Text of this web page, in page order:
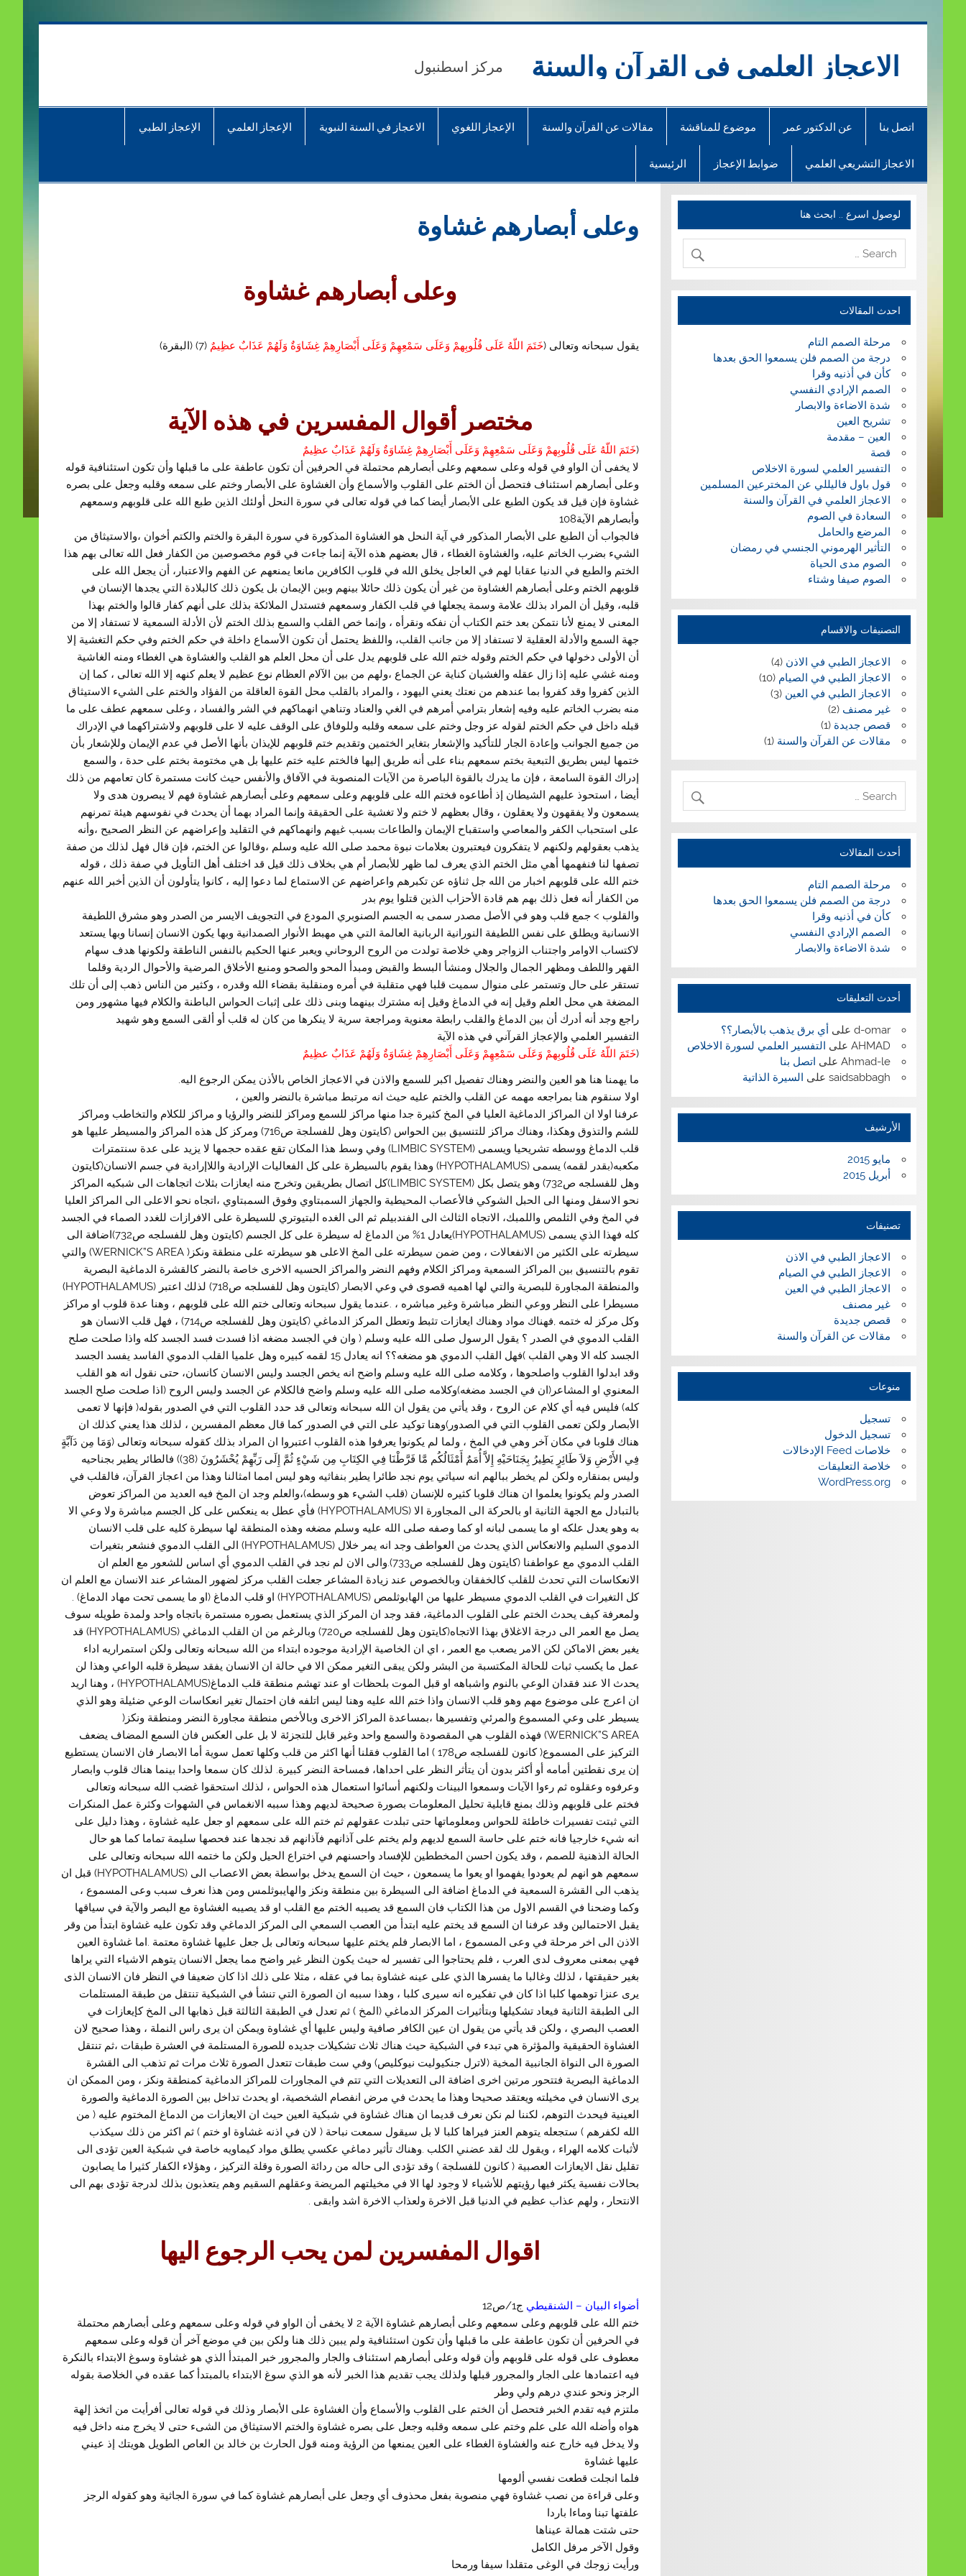
الاعجاز العلمي في القرآن والسنة مركز اسطنبول
اتصل بنا عن الدكتور عمر موضوع للمناقشة مقالات عن القرآن والسنة الإعجاز اللغوي الاعجاز في السنة النبوية الإعجاز العلمي الإعجاز الطبي
الاعجاز التشريعي العلمي ضوابط الإعجاز الرئيسية
وعلى أبصارهم غشاوة
وعلى أبصارهم غشاوة
يقول سبحانه وتعالى (خَتَمَ اللّهُ عَلَى قُلُوبِهمْ وَعَلَى سَمْعِهِمْ وَعَلَى أَبْصَارِهِمْ غِشَاوَةٌ وَلَهُمْ عَذَابٌ عظِيمٌ (7) (البقرة)
مختصر أقوال المفسرين في هذه الآية
(خَتَمَ اللّهُ عَلَى قُلُوبِهمْ وَعَلَى سَمْعِهِمْ وَعَلَى أَبْصَارِهِمْ غِشَاوَةٌ وَلَهُمْ عَذَابٌ عظِيمٌ
لا يخفى أن الواو في قوله وعلى سمعهم وعلى أبصارهم محتملة في الحرفين أن تكون عاطفة على ما قبلها وأن تكون استئنافية قوله
وعلى أبصارهم استئناف فتحصل أن الختم على القلوب والأسماع وأن الغشاوة على الأبصار وختم على سمعه وقلبه وجعل على بصره
غشاوة فإن قيل قد يكون الطبع على الأبصار أيضا كما في قوله تعالى في سورة النحل أولئك الذين طبع الله على قلوبهم وسمعهم
وأبصارهم الآية108
فالجواب أن الطبع على الأبصار المذكور في آية النحل هو الغشاوة المذكورة في سورة البقرة والختم والكتم أخوان ،والاستيثاق من
الشيء بضرب الخاتم عليه، والغشاوة الغطاء ، قال بعضهم هذه الآية إنما جاءت في قوم مخصوصين من الكفار فعل الله تعالى بهم هذا
الختم والطبع في الدنيا عقابا لهم في العاجل يخلق الله في قلوب الكافرين مانعا يمنعهم عن الفهم والاعتبار، أن يجعل الله على
قلوبهم الختم وعلى أبصارهم الغشاوة من غير أن يكون ذلك حائلا بينهم وبين الإيمان بل يكون ذلك كالبلادة التي يجدها الإنسان في
قلبه، وقيل أن المراد بذلك علامة وسمة يجعلها في قلب الكفار وسمعهم فتستدل الملائكة بذلك على أنهم كفار قالوا والختم بهذا
المعنى لا يمنع لأنا نتمكن بعد ختم الكتاب أن نفكه ونقرأه ، وإنما خص القلب والسمع بذلك الختم لأن الأدلة السمعية لا تستفاد إلا من
جهة السمع والأدلة العقلية لا تستفاد إلا من جانب القلب، واللفظ يحتمل أن تكون الأسماع داخلة في حكم الختم وفي حكم التغشية إلا
أن الأولى دخولها في حكم الختم وقوله ختم الله على قلوبهم يدل على أن محل العلم هو القلب والغشاوة هي الغطاء ومنه الغاشية
ومنه غشي عليه إذا زال عقله والغشيان كناية عن الجماع ،ولهم من بين الآلام العظام نوع عظيم لا يعلم كنهه إلا الله تعالى ، كما إن
الذين كفروا وقد كفروا بما عندهم من نعتك يعني اليهود ، والمراد بالقلب محل القوة العاقلة من الفؤاد والختم على الشيء الاستيثاق
منه بضرب الخاتم عليه وفيه إشعار بترامي أمرهم في الغي والعناد وتناهي انهماكهم في الشر والفساد ، وعلى سمعهم عطف على ما
قبله داخل في حكم الختم لقوله عز وجل وختم على سمعه وقلبه وللوفاق على الوقف عليه لا على قلوبهم ولاشتراكهما في الإدراك
من جميع الجوانب وإعادة الجار للتأكيد والإشعار بتغاير الختمين وتقديم ختم قلوبهم للإيذان بأنها الأصل في عدم الإيمان وللإشعار بأن
ختمها ليس بطريق التبعية بختم سمعهم بناء على أنه طريق إليها فالختم عليه ختم عليها بل هي مختومة بختم على حدة ، والسمع
إدراك القوة السامعة ، فإن ما يدرك بالقوة الباصرة من الآيات المنصوبة في الآفاق والأنفس حيث كانت مستمرة كان تعامهم من ذلك
أيضا ، استحوذ عليهم الشيطان إذ أطاعوه فختم الله على قلوبهم وعلى سمعهم وعلى أبصارهم غشاوة فهم لا يبصرون هدى ولا
يسمعون ولا يفقهون ولا يعقلون ، وقال بعظهم لا ختم ولا تغشية على الحقيقة وإنما المراد بهما أن يحدث في نفوسهم هيئة تمرنهم
على استحباب الكفر والمعاصي واستقباح الإيمان والطاعات بسبب غيهم وانهماكهم في التقليد وإعراضهم عن النظر الصحيح ،وأنه
يذهب بعقولهم ولكنهم لا يتفكرون فيعتبرون بعلامات نبوة محمد صلى الله عليه وسلم ،وقالوا عن الختم، فإن قال فهل لذلك من صفة
تصفها لنا فنفهمها أهي مثل الختم الذي يعرف لما ظهر للأبصار أم هي بخلاف ذلك قيل قد اختلف أهل التأويل في صفة ذلك ، قوله
ختم الله على قلوبهم اخبار من الله جل ثناؤه عن تكبرهم واعراضهم عن الاستماع لما دعوا إليه ، كانوا يتأولون أن الذين أخبر الله عنهم
من الكفار أنه فعل ذلك بهم هم قادة الأحزاب الذين قتلوا يوم بدر
والقلوب > جمع قلب وهو في الأصل مصدر سمى به الجسم الصنوبري المودع في التجويف الايسر من الصدر وهو مشرق اللطيفة
الانسانية ويطلق على نفس اللطيفة النورانية الربانية العالمة التي هي مهبط الأنوار الصمدانية وبها يكون الانسان إنسانا وبها يستعد
لاكتساب الاوامر واجتناب الزواجر وهي خلاصة تولدت من الروح الروحاني ويعبر عنها الحكيم بالنفس الناطقة ولكونها هدف سهام
القهر واللطف ومظهر الجمال والجلال ومنشأ البسط والقبض ومبدأ المحو والصحو ومنبع الأخلاق المرضية والأحوال الردية وقلما
تستقر على حال وتستمر على منوال سميت قلبا فهي متقلبة في أمره ومنقلبة بقضاء الله وقدره ، وكثير من الناس ذهب إلى أن تلك
المضغة هي محل العلم وقيل إنه في الدماغ وقيل إنه مشترك بينهما وبنى ذلك على إثبات الحواس الباطنة والكلام فيها مشهور ومن
راجع وجد أنه أدرك أن بين الدماغ والقلب رابطة معنوية ومراجعة سرية لا ينكرها من كان له قلب أو ألقى السمع وهو شهيد
التفسير العلمي والإعجاز القرآني في هذه الآية
(خَتَمَ اللّهُ عَلَى قُلُوبِهمْ وَعَلَى سَمْعِهِمْ وَعَلَى أَبْصَارِهِمْ غِشَاوَةٌ وَلَهُمْ عَذَابٌ عظِيمٌ
ما يهمنا هنا هو العين والنضر وهناك تفصيل اكبر للسمع والاذن في الاعجاز الخاص بالأذن يمكن الرجوع اليه.
اولا سنقوم هنا بمراجعه مهمه عن القلب والختم عليه حيث انه مرتبط مباشرة بالنضر والعين ،
عرفنا اولا ان المراكز الدماغية العليا في المخ كثيرة جدا منها مراكز للسمع ومراكز للنضر والرؤيا و مراكز للكلام والتخاطب ومراكز
للشم والتذوق وهكذا، وهناك مراكز للتنسيق بين الحواس (كايتون وهل للفسلجة ص716) ومركز كل هذه المراكز والمسيطر عليها هو
قلب الدماغ ووسطه تشريحيا ويسمى (LIMBIC SYSTEM) وفي وسط هذا المكان تقع عقده حجمها لا يزيد على عدة سنتمترات
مكعبه(بقدر لقمه) يسمى (HYPOTHALAMUS) وهذا يقوم بالسيطرة على كل الفعاليات الإرادية واللاإرادية في جسم الانسان(كايتون
وهل للفسلجه ص732) وهو يتصل بكل (LIMBIC SYSTEM)كل اتصال بطريقين وتخرج منه ايعازات بثلاث اتجاهات الى شبكيه المراكز
نحو الاسفل ومنها الى الحبل الشوكي فالأعصاب المحيطية والجهاز السمبتاوي وفوق السمبتاوي ،اتجاه نحو الاعلى الى المراكز العليا
في المخ وفي الثلمص واللمبك، الاتجاه الثالث الى الفندبيلم ثم الى الغده البتيوتري للسيطرة على الافرازات للغدد الصماء في الجسد
كله فهذا الذي يسمى (HYPOTHALAMUS)يعادل 1% من الدماغ له سيطرة على كل الجسم (كايتون وهل للفسلجه ص732)اضافة الى
سيطرته على الكثير من الانفعالات ، ومن ضمن سيطرته على المخ الاعلى هو سيطرته على منطقة ونكز( WERNICK”S AREA) والتي
تقوم بالتنسيق بين المراكز السمعية ومراكز الكلام وفهم النضر والمراكز الحسيه الاخرى خاصة بالنضر كالقشرة الدماغية البصرية
والمنطقة المجاورة للبصرية والتي لها اهميه قصوى في وعي الابصار (كايتون وهل للفسلجه ص718) لذلك اعتبر (HYPOTHALAMUS)
مسيطرا على النظر ووعي النظر مباشرة وغير مباشره ، .عندما يقول سبحانه وتعالى ختم الله على قلوبهم ، وهنا عدة قلوب او مراكز
وكل مركز له ختمه ,فهناك مواد وهناك ايعازات تثبط وتعطل المركز الدماغي (كايتون وهل للفسلجه ص714) ، فهل قلب الانسان هو
القلب الدموي في الصدر ؟ يقول الرسول صلى الله عليه وسلم ( وان في الجسد مضغه اذا فسدت فسد الجسد كله واذا صلحت صلح
الجسد كله الا وهي القلب )فهل القلب الدموي هو مضغه؟؟ انه يعادل 15 لقمه كبيره وهل علميا القلب الدموي الفاسد يفسد الجسد
وقد ابدلوا القلوب واصلحوها ، وكلامه صلى الله عليه وسلم واضح انه يخص الجسد وليس الانسان كانسان، حتى نقول انه هو القلب
المعنوي او المشاعر(ان في الجسد مضغه)وكلامه صلى الله عليه وسلم واضح فالكلام عن الجسد وليس الروح (اذا صلحت صلح الجسد
كله) فليس فيه أي كلام عن الروح ، وقد يأتي من يقول ان الله سبحانه وتعالى قد حدد القلوب التي في الصدور بقوله( فإنها لا تعمى
الأبصار ولكن تعمى القلوب التي في الصدور)وهنا توكيد على التي في الصدور كما قال معظم المفسرين ، لذلك هذا يعني كذلك ان
هناك قلوبا في مكان آخر وهي في المخ ، ولما لم يكونوا يعرفوا هذه القلوب اعتبروا ان المراد بذلك كقوله سبحانه وتعالى (وَمَا مِن دَآبَّةٍ
فِي الأَرْضِ وَلاَ طَائِرٍ يَطِيرُ بِجَنَاحَيْهِ إِلاَّ أُمَمٌ أَمْثَالُكُم مَّا فَرَّطْنَا فِي الكِتَابِ مِن شَيْءٍ ثُمَّ إِلَى رَبِّهِمْ يُحْشَرُونَ (38)) فالطائر يطير بجناحيه
وليس بمنقاره ولكن لم يخطر ببالهم انه سياتي يوم نجد طائرا يطير بنفاثيه وهو ليس امما امثالنا وهذا من اعجاز القرآن، فالقلب في
الصدر ولم يكونوا يعلموا ان هناك قلوبا كثيره للإنسان (قلب الشيء هو وسطه)،والعلم وجد ان المخ فيه العديد من المراكز تعوض
بالتبادل مع الجهة الثانية او بالحركة الى المجاورة الا (HYPOTHALAMUS) فأي عطل به ينعكس على كل الجسم مباشرة ولا وعي الا
به وهو يعدل علكه او ما يسمى لبانه او كما وصفه صلى الله عليه وسلم مضغه وهذه المنطقة لها سيطرة كليه على قلب الانسان
الدموي السليم والانعكاس الذي يحدث من العواطف وجد انه يمر خلال (HYPOTHALAMUS) الى القلب الدموي فنشعر بتغيرات
القلب الدموي مع عواطفنا (كايتون وهل للفسلجه ص733).والى الان لم نجد في القلب الدموي أي اساس للشعور مع العلم ان
الانعكاسات التي تحدث للقلب كالخفقان وبالخصوص عند زيادة المشاعر جعلت القلب مركز لضهور المشاعر عند الانسان مع العلم ان
كل التغيرات في القلب الدموي مسيطر عليها من الهابوثلمص (HYPOTHALAMUS) او قلب الدماغ (او ما يسمى تحت مهاد الدماغ) .
ولمعرفة كيف يحدث الختم على القلوب الدماغية، فقد وجد ان المركز الذي يستعمل بصوره مستمرة باتجاه واحد ولمدة طويله سوف
يصل مع العمر الى درجة الاغلاق بهذا الاتجاه(كايتون وهل للفسلجه ص720) وبالرغم من ان القلب الدماغي (HYPOTHALAMUS) قد
يغير بعض الاماكن لكن الامر يصعب مع العمر ، اي ان الخاصية الإرادية موجوده ابتداء من الله سبحانه وتعالى ولكن استمراريه اداء
عمل ما يكسب ثبات للحالة المكتسبة من البشر ولكن يبقى التغير ممكن الا في حالة ان الانسان يفقد سيطرة قلبه الواعي وهذا لن
يحدث الا عند فقدان الوعي بالنوم واشباهه او قبل الموت بلحظات او عند تهشم منطقة قلب الدماغ(HYPOTHALAMUS) ، وهنا اريد
ان اعرج على موضوع مهم وهو قلب الانسان واذا ختم الله عليه وهنا ليس اتلفه فان احتمال تغير انعكاسات الوعي ضئيلة وهو الذي
يسيطر على وعي المسموع والمرئي وتفسيرها ،بمساعدة المراكز الاخرى وبالأخص منطقة مجاورة النضر ومنطقة ونكز(
WERNICK”S AREA) فهذه القلوب هي المقصودة والسمع واحد وغير قابل للتجزئة لا بل على العكس فان السمع المضاف يضعف
التركيز على المسموع( كانون للفسلجه ص178 ) اما القلوب فقلنا أنها اكثر من قلب وكلها تعمل سوية أما الابصار فان الانسان يستطيع
إن يرى نقطتين أمامه أو أكثر بدون أن يتأثر النظر على احداها، فمساحة النضر كبيرة. لذلك كان سمعا واحدا بينما هناك قلوب وابصار
وعرفوه وعقلوه ثم رءوا الآيات وسمعوا البينات ولكنهم أسائوا استعمال هذه الحواس ، لذلك استحقوا غضب الله سبحانه وتعالى
فختم على قلوبهم وذلك بمنع قابلية تحليل المعلومات بصورة صحيحة لديهم وهذا سببه الانغماس في الشهوات وكثرة عمل المنكرات
التي ثبتت تفسيرات خاطئة للحواس ومعلوماتها حتى تبلدت عقولهم ثم ختم الله على سمعهم او جعل عليه غشاوة ، وهذا دليل على
انه شيء خارجيا فانه ختم على حاسة السمع لديهم ولم يختم على آذانهم فآذانهم قد نجدها عند فحصها سليمة تماما كما هو حال
الحالة الذهنية للصمم ، وقد يكون احسن المخططين للإفساد واحسنهم في اختراع الحيل ولكن ما ختمه الله سبحانه وتعالى على
سمعهم هو انهم لم يعودوا يفهموا او يعوا ما يسمعون ، حيث ان السمع يدخل بواسطة بعض الاعصاب الى (HYPOTHALAMUS) قبل ان
يذهب الى القشرة السمعية في الدماغ اضافة الى السيطرة بين منطقة ونكز والهايبوثلمس ومن هذا نعرف سبب وعى المسموع ،
وكما وضحنا في القسم الاول من هذا الكتاب فان السمع قد يصيبه الختم مع القلب او قد يصيبه الغشاوة مع البصر والآية في سياقها
يقبل الاحتمالين وقد عرفنا ان السمع قد يختم عليه ابتدأ من العصب السمعي الى المركز الدماغي وقد تكون عليه غشاوة ابتدأ من وقر
الاذن الى اخر مرحلة في وعى المسموع ، اما الابصار فلم يختم عليها سبحانه وتعالى بل جعل عليها غشاوة معتمة .اما غشاوة العين
فهي بمعنى معروف لدى العرب ، فلم يحتاجوا الى تفسير له حيث يكون النظر غير واضح مما يجعل الانسان يتوهم الاشياء التي يراها
بغير حقيقتها ، لذلك وغالبا ما يفسرها الذي على عينه غشاوة بما في عقله ، مثلا على ذلك اذا كان ضعيفا في النظر فان الانسان الذى
يرى عنزا توهمها كلبا اذا كان في تفكيره انه سيرى كلبا ، وهذا سببه ان الصورة التي تنشأ في الشبكية تنتقل من طبقة المستلمات
الى الطبقة الثانية فيعاد تشكيلها وبتأثيرات المركز الدماغي (المخ ) ثم تعدل في الطبقة الثالثة قبل ذهابها الى المخ كإيعازات في
العصب البصري ، ولكن قد يأتي من يقول ان عين الكافر صافية وليس عليها أي غشاوة ويمكن ان يرى راس النملة ، وهذا صحيح لان
الغشاوة الحقيقية والمؤثرة هي تبدء في الشبكية حيث هناك ثلاث تشكيلات جديده للصورة المستلمة في العشرة طبقات ،ثم تنتقل
الصورة الى النواة الجانبية المخية (لاترل جنكيوليت نيوكليص) وفي ست طبقات تتعدل الصورة ثلاث مرات ثم تذهب الى القشرة
الدماغية البصرية فتتحور مرتين اخرى اضافة الى التعديلات التي تتم في المجاورات للمراكز الدماغية كمنطقة ونكز ، ومن الممكن ان
يرى الانسان في مخيلته ويعتقد صحيحا وهذا ما يحدث في مرض انفصام الشخصية، او يحدث تداخل بين الصورة الدماغية والصورة
العينية فيحدث التوهم، لكننا لم نكن نعرف قديما ان هناك غشاوة في شبكية العين حيث ان الايعازات من الدماغ المختوم عليه ( من
الله لكفرهم ) ستجعله يتوهم العنز فيراها كلبا لا بل سيقول سمعت نباحة ( لان في اذنه غشاوة او ختم ) ثم اكثر من ذلك سيكذب
لأثبات كلامه الهراء ، ويقول لك لقد عضني الكلب .وهناك تأثير دماغي عكسي يطلق مواد كيماويه خاصة في شبكية العين تؤدى الى
تقليل نقل الايعازات العصبية ( كانون للفسلجة ) وقد تؤدى الى حاله من ردائة الصورة وقلة التركيز ، وهؤلاء الكفار كثيرا ما يصابون
بحالات نفسية يكثر فيها رؤيتهم للأشياء لا وجود لها الا في مخيلتهم المريضة وعقلهم السقيم وهم يتعذبون بذلك لدرجة تؤدى بهم الى
الانتحار ، ولهم عذاب عظيم في الدنيا قبل الاخرة ولعذاب الاخرة اشد وابقى .
اقوال المفسرين لمن يحب الرجوع اليها
أضواء البيان – الشنقيطي ج1/ص12
ختم الله على قلوبهم وعلى سمعهم وعلى أبصارهم غشاوة الآية 2 لا يخفى أن الواو في قوله وعلى سمعهم وعلى أبصارهم محتملة
في الحرفين أن تكون عاطفة على ما قبلها وأن تكون استئنافية ولم يبين ذلك هنا ولكن بين في موضع آخر أن قوله وعلى سمعهم
معطوف على قوله على قلوبهم وأن قوله وعلى أبصارهم استئناف والجار والمجرور خبر المبتدأ الذي هو غشاوة وسوغ الابتداء بالنكرة
فيه اعتمادها على الجار والمجرور قبلها ولذلك يجب تقديم هذا الخبر لأنه هو الذي سوغ الابتداء بالمبتدأ كما عقده في الخلاصة بقوله
الرجز ونحو عندي درهم ولي وطر
ملتزم فيه تقدم الخبر فتحصل أن الختم على القلوب والأسماع وأن الغشاوة على الأبصار وذلك في قوله تعالى أفرأيت من اتخذ إلهة
هواه وأضله الله على علم وختم على سمعه وقلبه وجعل على بصره غشاوة والختم الاستيثاق من الشىء حتى لا يخرج منه داخل فيه
ولا يدخل فيه خارج عنه والغشاوة الغطاء على العين يمنعها من الرؤية ومنه قول الحارث بن خالد بن العاص الطويل هويتك إذ عيني
عليها غشاوة
فلما انجلت قطعت نفسي ألومها
وعلى قراءة من نصب غشاوة فهي منصوبة بفعل محذوف أي وجعل على أبصارهم غشاوة كما في سورة الجاثية وهو كقوله الرجز
علفتها تبنا وماءا باردا
حتى شتت همالة عيناها
وقول الآخر مرفل الكامل
ورأيت زوجك في الوغى متقلدا سيفا ورمحا
لوصول اسرع .. ابحث هنا
احدث المقالات
مرحلة الصمم التام
درجة من الصمم فلن يسمعوا الحق بعدها
كأن في أذنيه وقرا
الصمم الإرادي النفسي
شدة الاضاءة والابصار
تشريح العين
العين – مقدمة
قصة
التفسير العلمي لسورة الاخلاص
قول باول فاليللي عن المخترعين المسلمين
الاعجاز العلمي في القرآن والسنة
السعادة في الصوم
المرضع والحامل
التأثير الهرموني الجنسي في رمضان
الصوم مدى الحياة
الصوم صيفا وشتاء
التصنيفات والاقسام
الاعجاز الطبي في الاذن (4)
الاعجاز الطبي في الصيام (10)
الاعجاز الطبي في العين (3)
غير مصنف (2)
قصص جديدة (1)
مقالات عن القرآن والسنة (1)
أحدث المقالات
مرحلة الصمم التام
درجة من الصمم فلن يسمعوا الحق بعدها
كأن في أذنيه وقرا
الصمم الإرادي النفسي
شدة الاضاءة والابصار
أحدث التعليقات
d-omar على أي برق يذهب بالأبصار؟؟
AHMAD على التفسير العلمي لسورة الاخلاص
Ahmad-le على اتصل بنا
saidsabbagh على السيرة الذاتية
الأرشيف
مايو 2015
أبريل 2015
تصنيفات
الاعجاز الطبي في الاذن
الاعجاز الطبي في الصيام
الاعجاز الطبي في العين
غير مصنف
قصص جديدة
مقالات عن القرآن والسنة
منوعات
تسجيل
تسجيل الدخول
خلاصات Feed الإدخالات
خلاصة التعليقات
WordPress.org